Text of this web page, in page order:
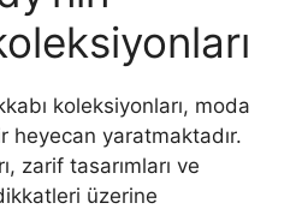
koleksiyonları, moda
heyecan yaratmaktadır.
zarif tasarımları ve
üzerine